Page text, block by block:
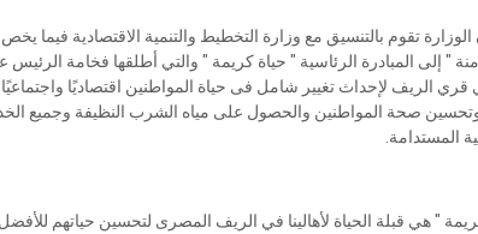
الوزارة تقوم بالتنسيق مع وزارة التخطيط والتنمية الاقتصادية فيما
" إلى المبادرة الرئاسية " حياة كريمة " والتي أطلقها فخامة الرئيس
قري الريف لإحداث تغيير شامل فى حياة المواطنين اقتصاديًا
صحة المواطنين والحصول على مياه الشرب النظيفة وجميع
المستدامة.
" هي قبلة الحياة لأهالينا في الريف المصرى لتحسين حياتهم